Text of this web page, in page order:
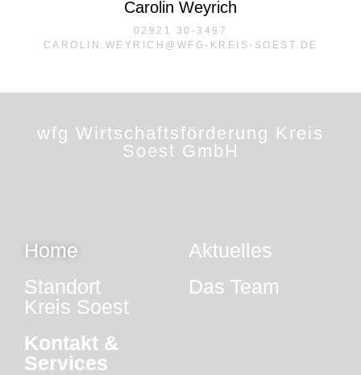
Carolin Weyrich
02921 30-3497
CAROLIN.WEYRICH@WFG-KREIS-SOEST.DE​
wfg Wirtschaftsförderung Kreis
Soest GmbH
Home
Aktuelles
Standort
Kreis Soest
Das Team
Kontakt &
Services